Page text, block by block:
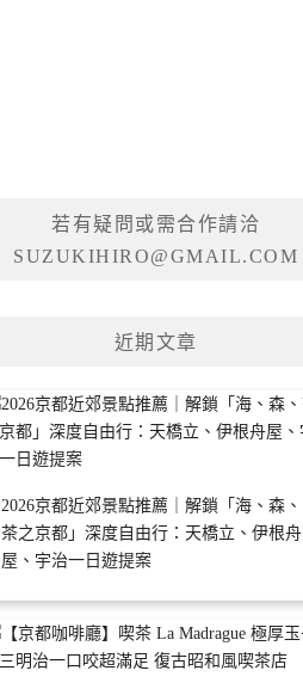
若有疑問或需合作請洽
SUZUKIHIRO@GMAIL.COM
近期文章
2026京都近郊景點推薦｜解鎖「海、森、
茶之京都」深度自由行：天橋立、伊根舟
屋、宇治一日遊提案